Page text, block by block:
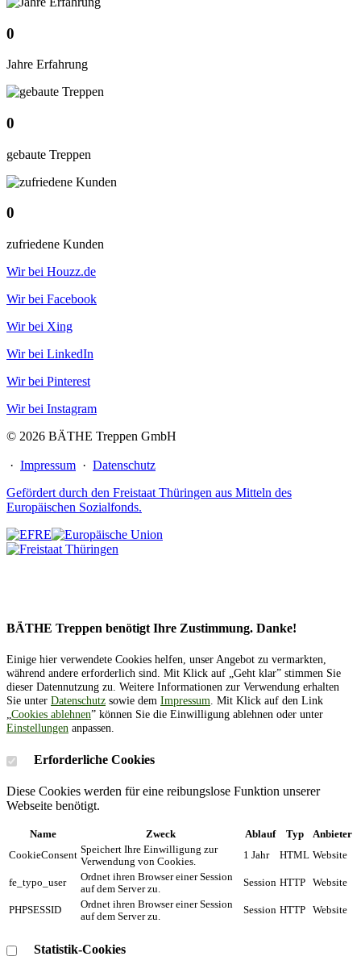
0
Jahre Erfahrung
0
gebaute Treppen
0
zufriedene Kunden
Wir bei Houzz.de
Wir bei Facebook
Wir bei Xing
Wir bei LinkedIn
Wir bei Pinterest
Wir bei Instagram
© 2026 BÄTHE Treppen GmbH
· Impressum · Datenschutz
Gefördert durch den Freistaat Thüringen aus Mitteln des
Europäischen Sozialfonds.
BÄTHE Treppen benötigt Ihre Zustimmung. Danke!
Einige hier verwendete Cookies helfen, unser Angebot zu vermarkten,
während andere erforderlich sind. Mit Klick auf „Geht klar” stimmen Sie
dieser Datennutzung zu. Weitere Informationen zur Verwendung erhalten
Sie unter Datenschutz sowie dem Impressum. Mit Klick auf den Link
„Cookies ablehnen” können Sie die Einwilligung ablehnen oder unter
Einstellungen anpassen.
Erforderliche Cookies
Diese Cookies werden für eine reibungslose Funktion unserer
Webseite benötigt.
Name Zweck Ablauf Typ
Anbieter
CookieConsent Speichert Ihre Einwilligung zur
Verwendung von Cookies.
1 Jahr HTML Website
fe_typo_user
Ordnet ihren Browser einer Session
auf dem Server zu.
Session HTTP Website
PHPSESSID
Ordnet ihren Browser einer Session
auf dem Server zu.
Session HTTP Website
Statistik-Cookies